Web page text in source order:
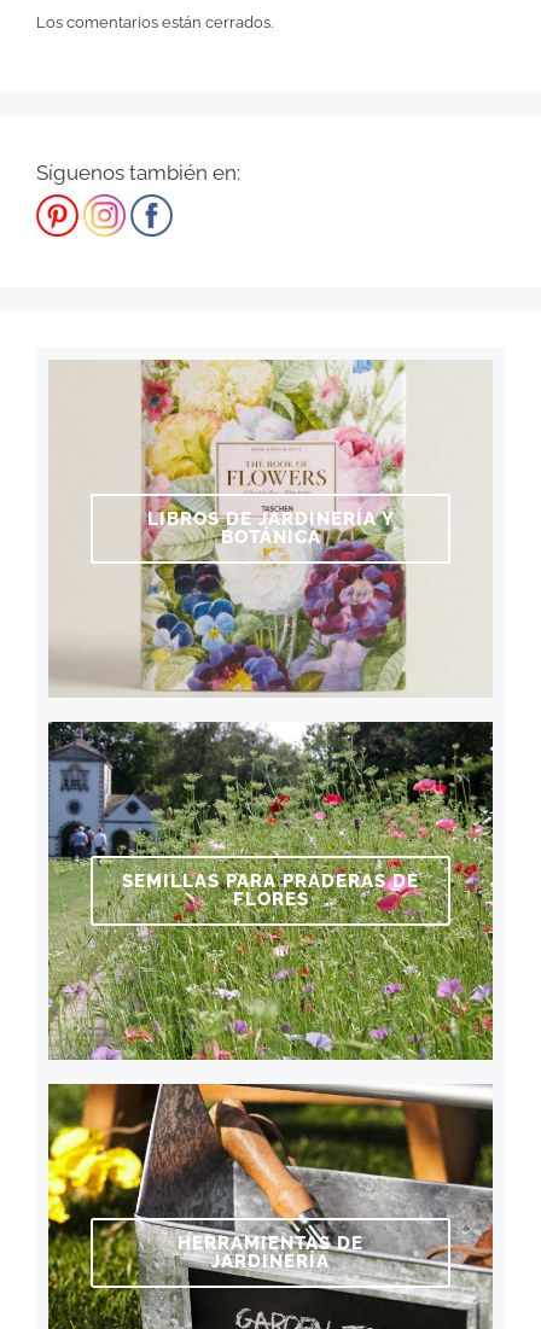
Los comentarios están cerrados.
Síguenos también en:
LIBROS DE JARDINERÍA Y
BOTÁNICA
SEMILLAS PARA PRADERAS DE
FLORES
HERRAMIENTAS DE
JARDINERÍA